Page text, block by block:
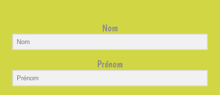
Nom
Prénom